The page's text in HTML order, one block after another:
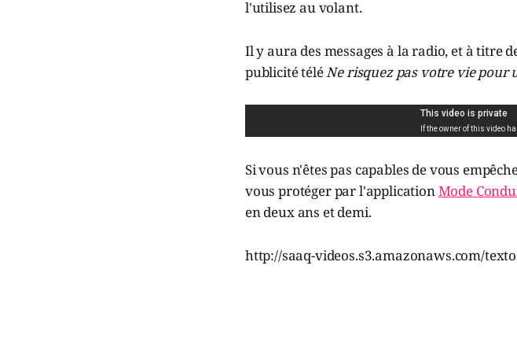
l'utilisez au volant.
Il y aura des messages à la radio, et à titre
publicité téléNe risquez pas votre vie pour
Si vous n'êtes pas capables de vous
vous protéger par l'application Mode
en deux ans et demi.
http://saaq-videos.s3.amazonaws.com/